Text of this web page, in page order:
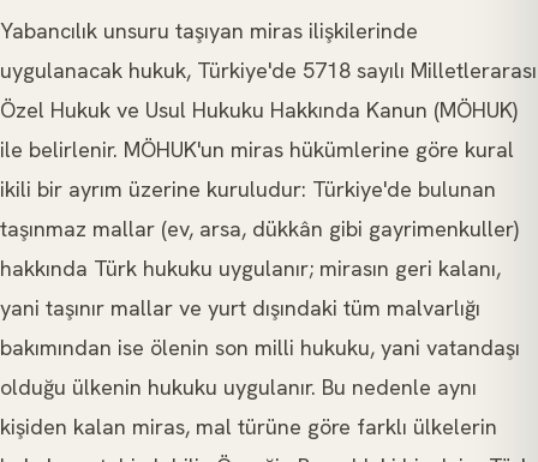
Yabancılık unsuru taşıyan miras ilişkilerinde
uygulanacak hukuk, Türkiye'de 5718 sayılı Milletlerarası
Özel Hukuk ve Usul Hukuku Hakkında Kanun (MÖHUK)
ile belirlenir. MÖHUK'un miras hükümlerine göre kural
ikili bir ayrım üzerine kuruludur: Türkiye'de bulunan
taşınmaz mallar (ev, arsa, dükkân gibi gayrimenkuller)
hakkında Türk hukuku uygulanır; mirasın geri kalanı,
yani taşınır mallar ve yurt dışındaki tüm malvarlığı
bakımından ise ölenin son milli hukuku, yani vatandaşı
olduğu ülkenin hukuku uygulanır. Bu nedenle aynı
kişiden kalan miras, mal türüne göre farklı ülkelerin